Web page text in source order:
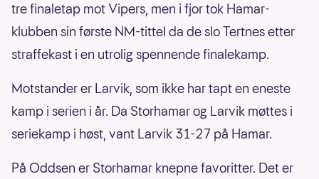
tre finaletap mot Vipers, men i fjor tok Hamar-
klubben sin første NM-tittel da de slo Tertnes etter
straffekast i en utrolig spennende finalekamp.
Motstander er Larvik, som ikke har tapt en eneste
kamp i serien i år. Da Storhamar og Larvik møttes i
seriekamp i høst, vant Larvik 31-27 på Hamar.
På Oddsen er Storhamar knepne favoritter. Det er